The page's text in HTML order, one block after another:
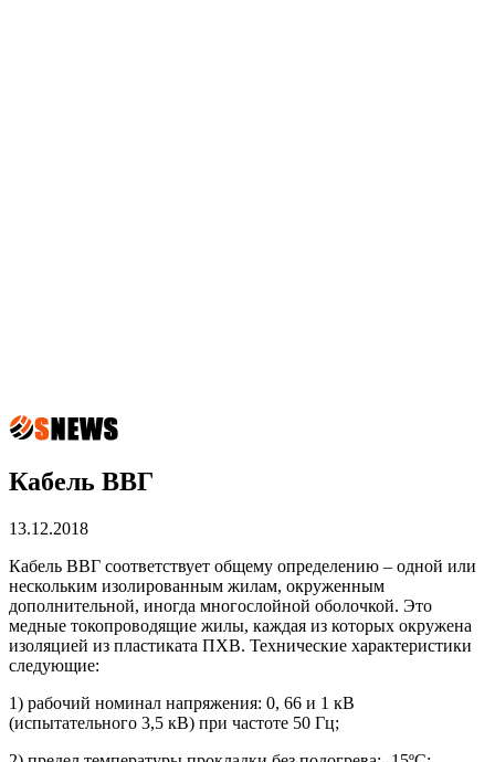
Кабель ВВГ
13.12.2018
Кабель ВВГ соответствует общему определению – одной или
нескольким изолированным жилам, окруженным
дополнительной, иногда многослойной оболочкой. Это
медные токопроводящие жилы, каждая из которых окружена
изоляцией из пластиката ПХВ. Технические характеристики
следующие:
1) рабочий номинал напряжения: 0, 66 и 1 кВ
(испытательного 3,5 кВ) при частоте 50 Гц;